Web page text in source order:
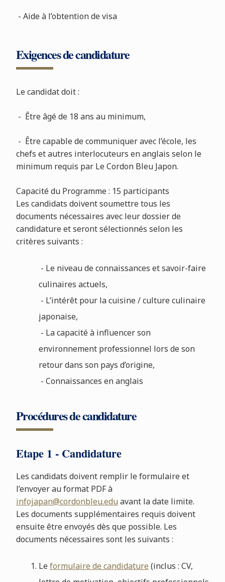
- Aide à l’obtention de visa
Exigences de candidature
Le candidat doit :
- Être âgé de 18 ans au minimum,
- Être capable de communiquer avec l’école, les
chefs et autres interlocuteurs en anglais selon le
minimum requis par Le Cordon Bleu Japon.
Capacité du Programme : 15 participants
Les candidats doivent soumettre tous les
documents nécessaires avec leur dossier de
candidature et seront sélectionnés selon les
critères suivants :
- Le niveau de connaissances et savoir-faire
culinaires actuels,
- L’intérêt pour la cuisine / culture culinaire
japonaise,
- La capacité à influencer son
environnement professionnel lors de son
retour dans son pays d’origine,
- Connaissances en anglais
Procédures de candidature
Etape 1 - Candidature
Les candidats doivent remplir le formulaire et
l’envoyer au format PDF à
infojapan@cordonbleu.edu avant la date limite.
Les documents supplémentaires requis doivent
ensuite être envoyés dès que possible. Les
documents nécessaires sont les suivants :
Leformulaire de candidature (inclus : CV,